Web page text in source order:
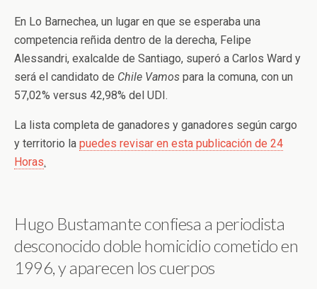
En Lo Barnechea, un lugar en que se esperaba una
competencia reñida dentro de la derecha, Felipe
Alessandri, exalcalde de Santiago, superó a Carlos Ward y
será el candidato de Chile Vamos para la comuna, con un
57,02% versus 42,98% del UDI.
La lista completa de ganadores y ganadores según cargo
y territorio la puedes revisar en esta publicación de 24
Horas.
Hugo Bustamante confiesa a periodista
desconocido doble homicidio cometido en
1996, y aparecen los cuerpos